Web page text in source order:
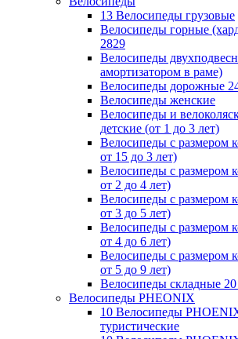
13 Велосипеды грузовые
Велосипеды горные
2829
Велосипеды
амортизатором в раме)
Велосипеды дорожные
Велосипеды женские
Велосипеды и
детские (от 1 до 3 лет)
Велосипеды с размером
от 15 до 3 лет)
Велосипеды с размером
от 2 до 4 лет)
Велосипеды с размером
от 3 до 5 лет)
Велосипеды с размером
от 4 до 6 лет)
Велосипеды с размером
от 5 до 9 лет)
Велосипеды складные
Велосипеды PHEONIX
10 Велосипеды
туристические